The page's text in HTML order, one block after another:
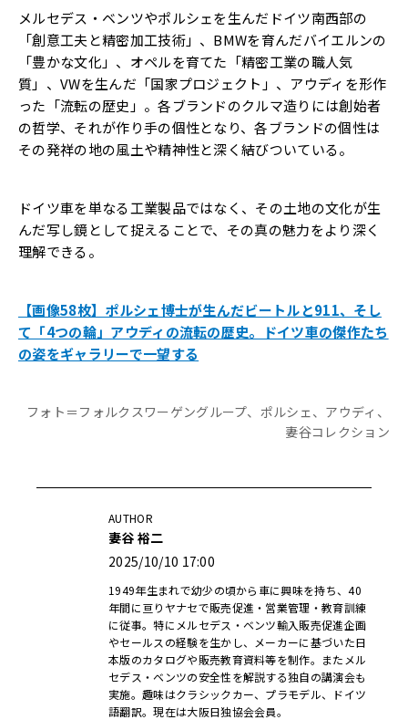
メルセデス・ベンツやポルシェを生んだドイツ南西部の
「創意工夫と精密加工技術」、BMWを育んだバイエルンの
「豊かな文化」、オペルを育てた「精密工業の職人気
質」、VWを生んだ「国家プロジェクト」、アウディを形作
った「流転の歴史」。各ブランドのクルマ造りには創始者
の哲学、それが作り手の個性となり、各ブランドの個性は
その発祥の地の風土や精神性と深く結びついている。
ドイツ車を単なる工業製品ではなく、その土地の文化が生
んだ写し鏡として捉えることで、その真の魅力をより深く
理解できる。
【画像58枚】ポルシェ博士が生んだビートルと911、そし
て「4つの輪」アウディの流転の歴史。ドイツ車の傑作たち
の姿をギャラリーで一望する
フォト＝フォルクスワーゲングループ、ポルシェ、アウディ、
妻谷コレクション
AUTHOR
妻谷 裕二
2025/10/10 17:00
1949年生まれで幼少の頃から車に興味を持ち、40
年間に亘りヤナセで販売促進・営業管理・教育訓練
に従事。特にメルセデス・ベンツ輸入販売促進企画
やセールスの経験を生かし、メーカーに基づいた日
本版のカタログや販売教育資料等を制作。またメル
セデス・ベンツの安全性を解説する独自の講演会も
実施。趣味はクラシックカー、プラモデル、ドイツ
語翻訳。現在は大阪日独協会会員。